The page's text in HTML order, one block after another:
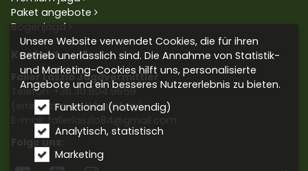
Paket angebote
Bogenjagd
Kontakt
Faller László Jagdvermittler
Telefon:+36 30 604 9659
(erreichbar an WhatsApp)
E-mail: fallerlaszlo84@gmail.com
Folge uns:
Unsere Website verwendet Cookies, die für ihren
Betrieb unerlässlich sind. Die Annahme von Statistik-
und Marketing-Cookies hilft uns, personalisierte
Angebote und ein besseres Nutzererlebnis zu bieten.
Funktional (notwendig)
Analytisch, statistisch
Marketing